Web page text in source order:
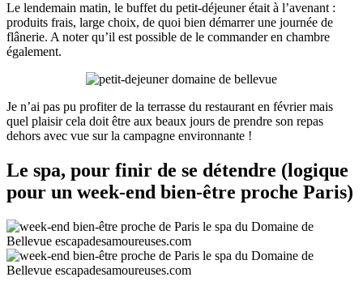
Le lendemain matin, le buffet du petit-déjeuner était à l’avenant :
produits frais, large choix, de quoi bien démarrer une journée de
flânerie. A noter qu’il est possible de le commander en chambre
également.
Je n’ai pas pu profiter de la terrasse du restaurant en février mais
quel plaisir cela doit être aux beaux jours de prendre son repas
dehors avec vue sur la campagne environnante !
Le spa, pour finir de se détendre (logique
pour un week-end bien-être proche Paris)